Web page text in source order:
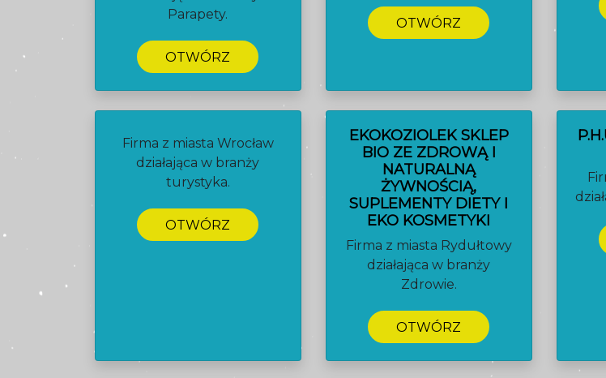
Parapety.
OTWÓRZ
OTWÓRZ
Firma z miasta Wrocław
działająca w branży
turystyka.
OTWÓRZ
EKOKOZIOLEK SKLEP
BIO ZE ZDROWĄ I
NATURALNĄ
ŻYWNOŚCIĄ,
SUPLEMENTY DIETY I
EKO KOSMETYKI
Firma z miasta Rydułtowy
działająca w branży
Zdrowie.
OTWÓRZ